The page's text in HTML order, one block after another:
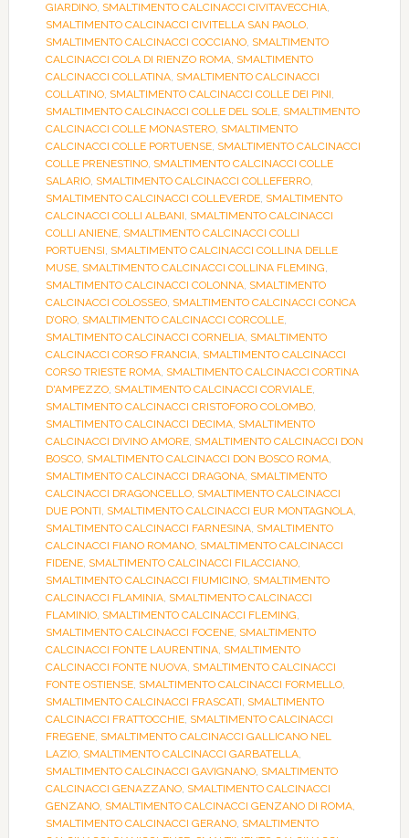
GIARDINO, SMALTIMENTO CALCINACCI CIVITAVECCHIA,
SMALTIMENTO CALCINACCI CIVITELLA SAN PAOLO,
SMALTIMENTO CALCINACCI COCCIANO, SMALTIMENTO
CALCINACCI COLA DI RIENZO ROMA, SMALTIMENTO
CALCINACCI COLLATINA, SMALTIMENTO CALCINACCI
COLLATINO, SMALTIMENTO CALCINACCI COLLE DEI PINI,
SMALTIMENTO CALCINACCI COLLE DEL SOLE, SMALTIMENTO
CALCINACCI COLLE MONASTERO, SMALTIMENTO
CALCINACCI COLLE PORTUENSE, SMALTIMENTO CALCINACCI
COLLE PRENESTINO, SMALTIMENTO CALCINACCI COLLE
SALARIO, SMALTIMENTO CALCINACCI COLLEFERRO,
SMALTIMENTO CALCINACCI COLLEVERDE, SMALTIMENTO
CALCINACCI COLLI ALBANI, SMALTIMENTO CALCINACCI
COLLI ANIENE, SMALTIMENTO CALCINACCI COLLI
PORTUENSI, SMALTIMENTO CALCINACCI COLLINA DELLE
MUSE, SMALTIMENTO CALCINACCI COLLINA FLEMING,
SMALTIMENTO CALCINACCI COLONNA, SMALTIMENTO
CALCINACCI COLOSSEO, SMALTIMENTO CALCINACCI CONCA
D’ORO, SMALTIMENTO CALCINACCI CORCOLLE,
SMALTIMENTO CALCINACCI CORNELIA, SMALTIMENTO
CALCINACCI CORSO FRANCIA, SMALTIMENTO CALCINACCI
CORSO TRIESTE ROMA, SMALTIMENTO CALCINACCI CORTINA
D'AMPEZZO, SMALTIMENTO CALCINACCI CORVIALE,
SMALTIMENTO CALCINACCI CRISTOFORO COLOMBO,
SMALTIMENTO CALCINACCI DECIMA, SMALTIMENTO
CALCINACCI DIVINO AMORE, SMALTIMENTO CALCINACCI DON
BOSCO, SMALTIMENTO CALCINACCI DON BOSCO ROMA,
SMALTIMENTO CALCINACCI DRAGONA, SMALTIMENTO
CALCINACCI DRAGONCELLO, SMALTIMENTO CALCINACCI
DUE PONTI, SMALTIMENTO CALCINACCI EUR MONTAGNOLA,
SMALTIMENTO CALCINACCI FARNESINA, SMALTIMENTO
CALCINACCI FIANO ROMANO, SMALTIMENTO CALCINACCI
FIDENE, SMALTIMENTO CALCINACCI FILACCIANO,
SMALTIMENTO CALCINACCI FIUMICINO, SMALTIMENTO
CALCINACCI FLAMINIA, SMALTIMENTO CALCINACCI
FLAMINIO, SMALTIMENTO CALCINACCI FLEMING,
SMALTIMENTO CALCINACCI FOCENE, SMALTIMENTO
CALCINACCI FONTE LAURENTINA, SMALTIMENTO
CALCINACCI FONTE NUOVA, SMALTIMENTO CALCINACCI
FONTE OSTIENSE, SMALTIMENTO CALCINACCI FORMELLO,
SMALTIMENTO CALCINACCI FRASCATI, SMALTIMENTO
CALCINACCI FRATTOCCHIE, SMALTIMENTO CALCINACCI
FREGENE, SMALTIMENTO CALCINACCI GALLICANO NEL
LAZIO, SMALTIMENTO CALCINACCI GARBATELLA,
SMALTIMENTO CALCINACCI GAVIGNANO, SMALTIMENTO
CALCINACCI GENAZZANO, SMALTIMENTO CALCINACCI
GENZANO, SMALTIMENTO CALCINACCI GENZANO DI ROMA,
SMALTIMENTO CALCINACCI GERANO, SMALTIMENTO